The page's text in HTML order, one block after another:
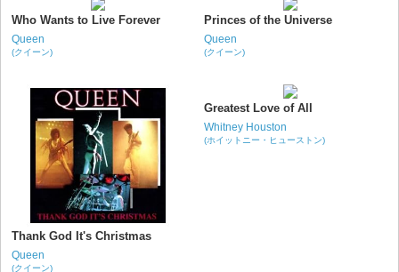
Who Wants to Live Forever
Queen
(クイーン)
Princes of the Universe
Queen
(クイーン)
Thank God It's Christmas
Queen
(クイーン)
Greatest Love of All
Whitney Houston
(ホイットニー・ヒューストン)